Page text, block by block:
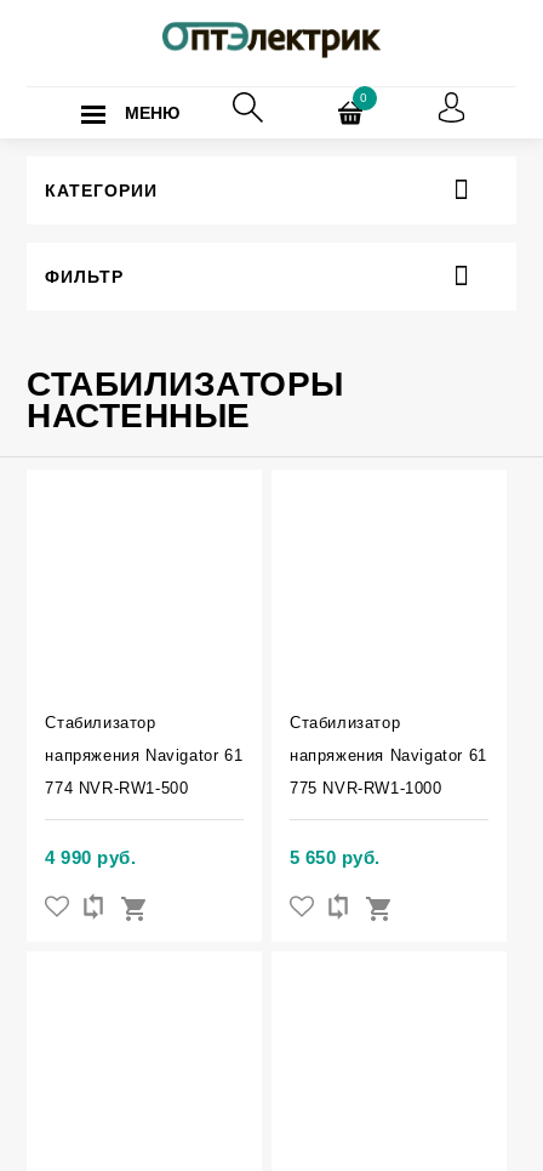
МЕНЮ
0
КАТЕГОРИИ
ФИЛЬТР
СТАБИЛИЗАТОРЫ
НАСТЕННЫЕ
Стабилизатор
напряжения Navigator 61
774 NVR-RW1-500
4 990 руб.
Стабилизатор
напряжения Navigator 61
775 NVR-RW1-1000
5 650 руб.